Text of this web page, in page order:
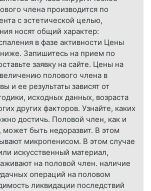
члена производится по
с эстетической целью,
носят общий характер:
в фазе активности Цены
Запишитесь на прием по
заявку на сайте. Цены на
полового члена в
и ее результаты зависят от
исходных данных, возраста
других факторов. Узнайте, каких
достичь. Половой член, как и
может быть недоразвит. В этом
микропенисом. В этом случае
искусственный материал,
на половой член. наличие
операций на половом
ликвидации последствий